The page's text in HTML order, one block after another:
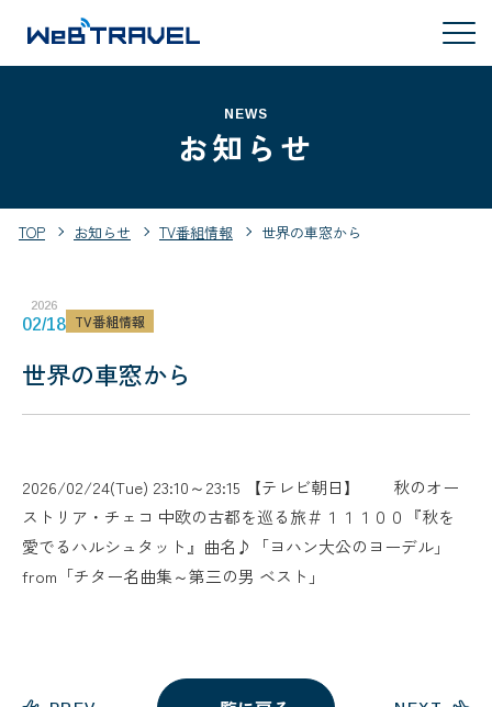
NEWS
お知らせ
TOP お知らせ TV番組情報 世界の車窓から
2026
02/18 TV番組情報
世界の車窓から
2026/02/24(Tue) 23:10～23:15 【テレビ朝日】 秋のオー
ストリア・チェコ 中欧の古都を巡る旅＃１１１００『秋を
愛でるハルシュタット』曲名♪「ヨハン大公のヨーデル」
from「チター名曲集～第三の男 ベスト」